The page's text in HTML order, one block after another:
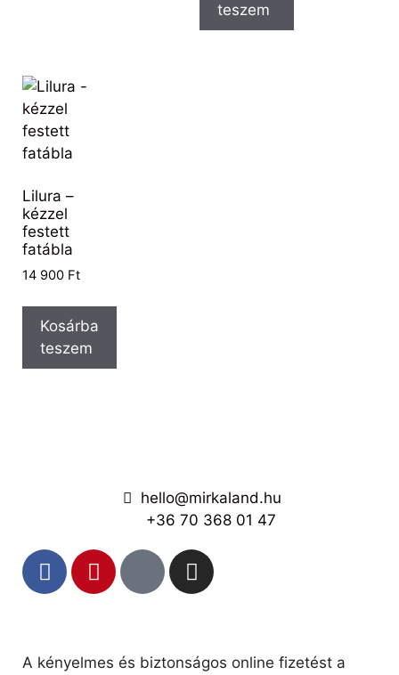
teszem
Lilura –
kézzel
festett
fatábla
14 900 Ft
Kosárba
teszem
hello@mirkaland.hu
+36 70 368 01 47
A kényelmes és biztonságos online fizetést a